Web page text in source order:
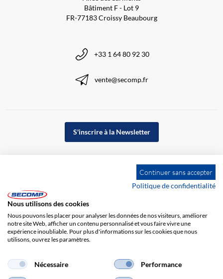
Bâtiment F - Lot 9
FR-77183 Croissy Beaubourg
+33 1 64 80 92 30
vente@secomp.fr
S'inscrire à la Newsletter
Impression Responsabilité
Continuer sans accepter
Politique de confidentialité
Nous utilisons des cookies
Nous pouvons les placer pour analyser les données de nos visiteurs, améliorer
notre site Web, afficher un contenu personnalisé et vous faire vivre une
expérience inoubliable. Pour plus d'informations sur les cookies que nous
utilisons, ouvrez les paramètres.
Nécessaire Performance